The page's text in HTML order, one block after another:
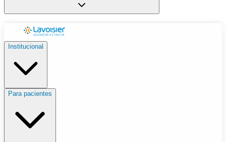
Institucional
Para pacientes